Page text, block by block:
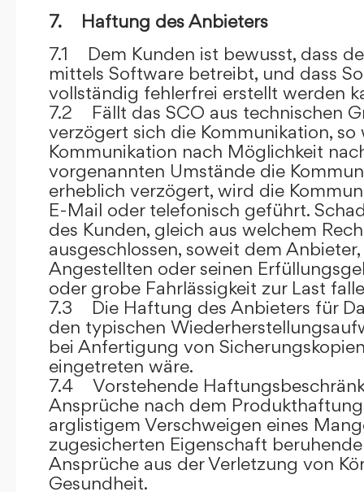
7. Haftung des Anbieters
7.1 Dem Kunden ist bewusst, dass
mittels Software betreibt, und dass
vollständig fehlerfrei erstellt werden
7.2 Fällt das SCO aus technischen
verzögert sich die Kommunikation, so
Kommunikation nach Möglichkeit
vorgenannten Umstände die
erheblich verzögert, wird die
E-Mail oder telefonisch geführt.
des Kunden, gleich aus welchem
ausgeschlossen, soweit dem
Angestellten oder seinen
oder grobe Fahrlässigkeit zur Last
7.3 Die Haftung des Anbieters für
den typischen
bei Anfertigung von
eingetreten wäre.
7.4 Vorstehende
Ansprüche nach dem
arglistigem Verschweigen eines
zugesicherten Eigenschaft
Ansprüche aus der Verletzung von
Gesundheit.